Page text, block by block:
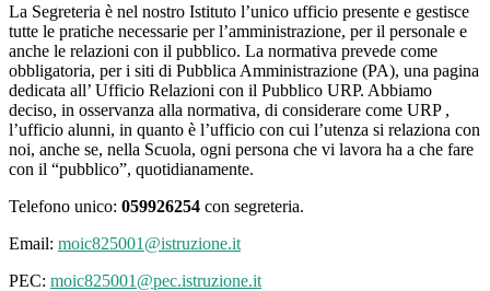
La Segreteria è nel nostro Istituto l’unico ufficio presente e gestisce
tutte le pratiche necessarie per l’amministrazione, per il personale e
anche le relazioni con il pubblico. La normativa prevede come
obbligatoria, per i siti di Pubblica Amministrazione (PA), una pagina
dedicata all’ Ufficio Relazioni con il Pubblico URP. Abbiamo
deciso, in osservanza alla normativa, di considerare come URP ,
l’ufficio alunni, in quanto è l’ufficio con cui l’utenza si relaziona con
noi, anche se, nella Scuola, ogni persona che vi lavora ha a che fare
con il “pubblico”, quotidianamente.
Telefono unico: 059926254 con segreteria.
Email: moic825001@istruzione.it
PEC: moic825001@pec.istruzione.it